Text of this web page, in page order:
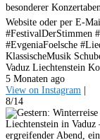
besonderer
Website oder per E-
#FestivalDerStimmen
#EvgeniaFoelsche
KlassischeMusik
Vaduz Liechtenstein
5 Monaten ago
View on Instagram
8/14